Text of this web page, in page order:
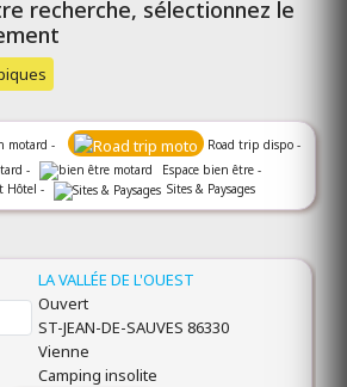
recherche, sélectionnez le
motard -
Road trip dispo -
-
Espace bien être -
Hôtel -
Sites & Paysages
LA VALLÉE DE L'OUEST
Ouvert
ST-JEAN-DE-SAUVES 86330
Vienne
Camping insolite